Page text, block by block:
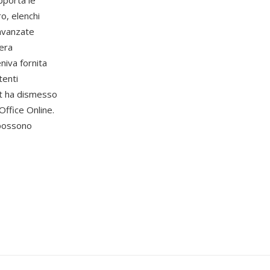
elenchi
fornita
ha dismesso
Online.